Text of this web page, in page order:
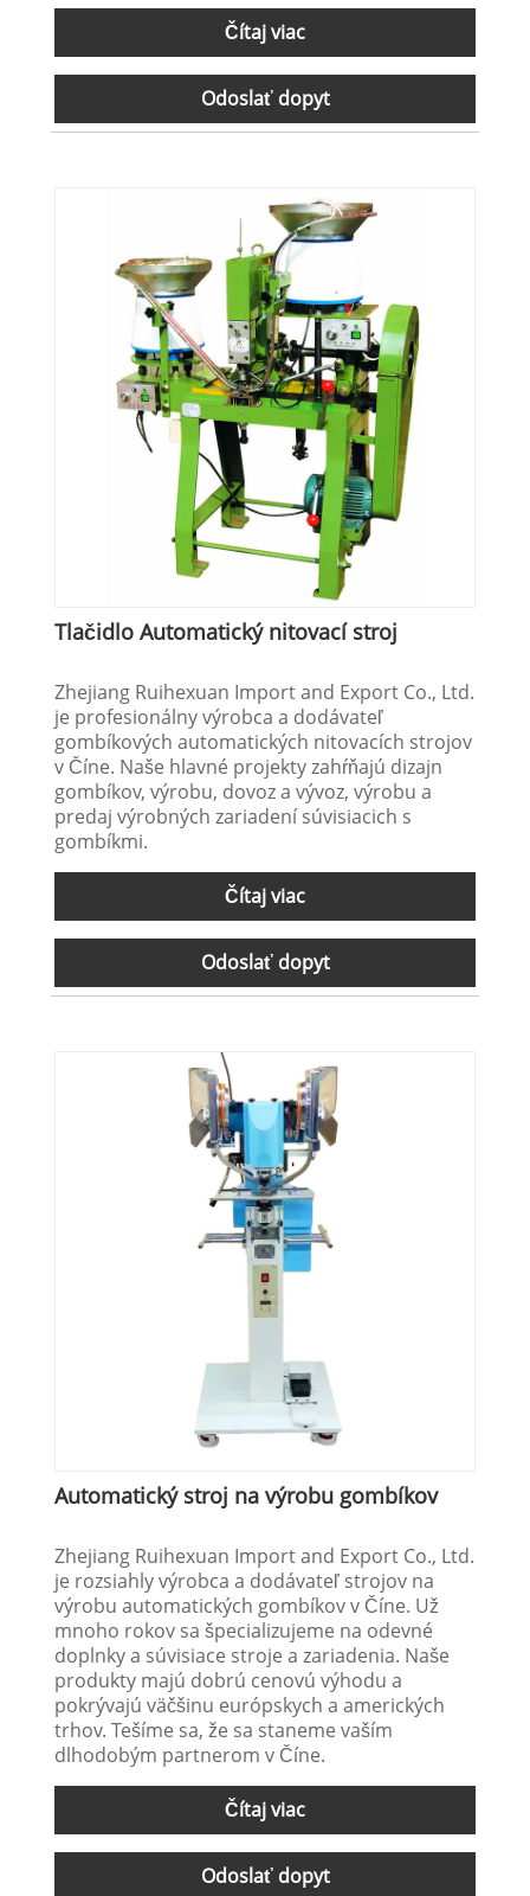
Čítaj viac
Odoslať dopyt
Tlačidlo Automatický nitovací stroj
Zhejiang Ruihexuan Import and Export Co., Ltd.
je profesionálny výrobca a dodávateľ
gombíkových automatických nitovacích strojov
v Číne. Naše hlavné projekty zahŕňajú dizajn
gombíkov, výrobu, dovoz a vývoz, výrobu a
predaj výrobných zariadení súvisiacich s
gombíkmi.
Čítaj viac
Odoslať dopyt
Automatický stroj na výrobu gombíkov
Zhejiang Ruihexuan Import and Export Co., Ltd.
je rozsiahly výrobca a dodávateľ strojov na
výrobu automatických gombíkov v Číne. Už
mnoho rokov sa špecializujeme na odevné
doplnky a súvisiace stroje a zariadenia. Naše
produkty majú dobrú cenovú výhodu a
pokrývajú väčšinu európskych a amerických
trhov. Tešíme sa, že sa staneme vaším
dlhodobým partnerom v Číne.
Čítaj viac
Odoslať dopyt